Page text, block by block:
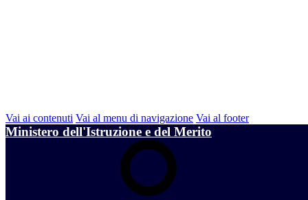
Vai ai contenuti Vai al menu di navigazione Vai al footer
Ministero dell'Istruzione e del Merito